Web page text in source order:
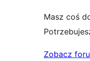
Masz coś
Zobacz